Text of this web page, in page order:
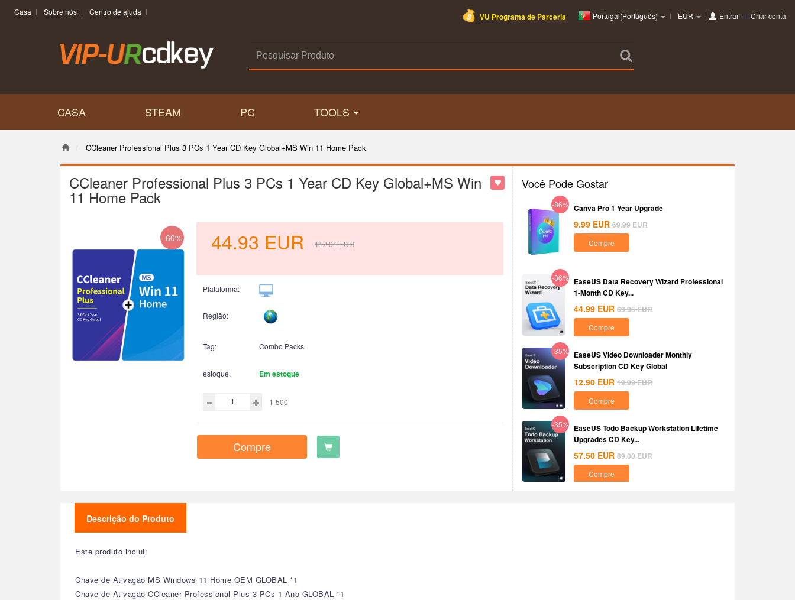
Casa Sobre nós Centro de ajuda VU Programa de Parceria Portugal(Português) EUR Entrarou Criar conta
CASA STEAM PC TOOLS
CCleaner Professional Plus 3 PCs 1 Year CD Key Global+MS Win 11 Home Pack
CCleaner Professional Plus 3 PCs 1 Year CD Key Global+MS Win
11 Home Pack
-60% 44.93 EUR 112.31EUR
Plataforma:
Região:
Tag: Combo Packs
estoque: Em estoque
1-500
Compre
Você Pode Gostar
-86% Canva Pro 1 Year Upgrade
9.99 EUR 69.99EUR
Compre
-36% EaseUS Data Recovery Wizard Professional
1-Month CD Key...
44.99 EUR 69.95EUR
Compre
-35% EaseUS Video Downloader Monthly
Subscription CD Key Global
12.90 EUR 19.99EUR
Compre
-35% EaseUS Todo Backup Workstation Lifetime
Upgrades CD Key...
57.50 EUR 89.00EUR
Compre
Descrição do Produto
Este produto inclui:
Chave de Ativação MS Windows 11 Home OEM GLOBAL *1
Chave de Ativação CCleaner Professional Plus 3 PCs 1 Ano GLOBAL *1